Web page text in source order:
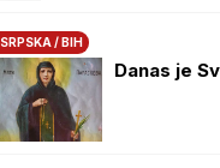
/ BIH
Danas je